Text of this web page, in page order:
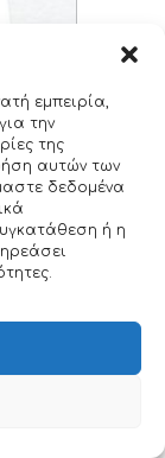
εμπειρία,
την
της
αυτών των
δεδομένα
ή η
valentine,